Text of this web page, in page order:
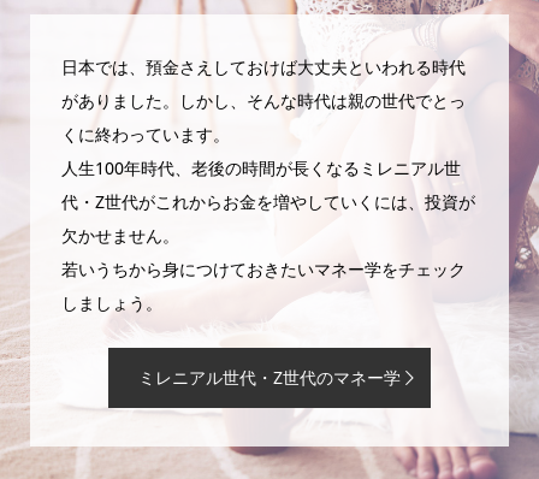
日本では、預金さえしておけば大丈夫といわれる時代
がありました。しかし、そんな時代は親の世代でとっ
くに終わっています。
人生100年時代、老後の時間が長くなるミレニアル世
代・Z世代がこれからお金を増やしていくには、投資が
欠かせません。
若いうちから身につけておきたいマネー学をチェック
しましょう。
ミレニアル世代・Z世代のマネー学